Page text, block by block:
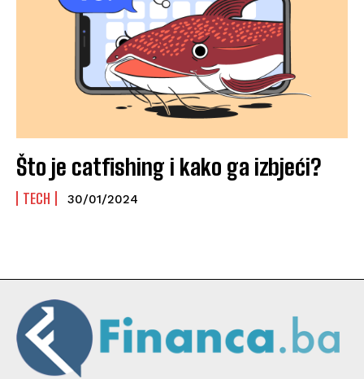
Što je catfishing i kako ga izbjeći?
TECH 30/01/2024